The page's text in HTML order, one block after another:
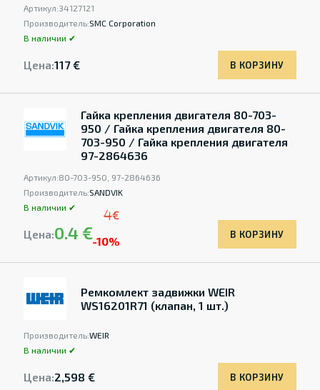
Артикул:34127121
Производитель:SMC Corporation
В наличии ✔
Цена:117 € В КОРЗИНУ
Гайка крепления двигателя 80-703-
950 / Гайка крепления двигателя 80-
703-950 / Гайка крепления двигателя
97-2864636
Артикул:80-703-950, 97-2864636
Производитель:SANDVIK
В наличии ✔
Цена:0.4 €
4€
-10%
В КОРЗИНУ
Ремкомлект задвижки WEIR
WS16201R71 (клапан, 1 шт.)
Производитель:WEIR
В наличии ✔
Цена:2,598 € В КОРЗИНУ